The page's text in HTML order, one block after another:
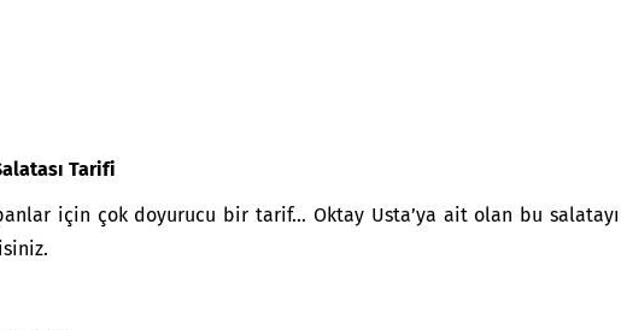
Tarifi
için çok doyurucu bir tarif… Oktay Usta’ya ait olan bu